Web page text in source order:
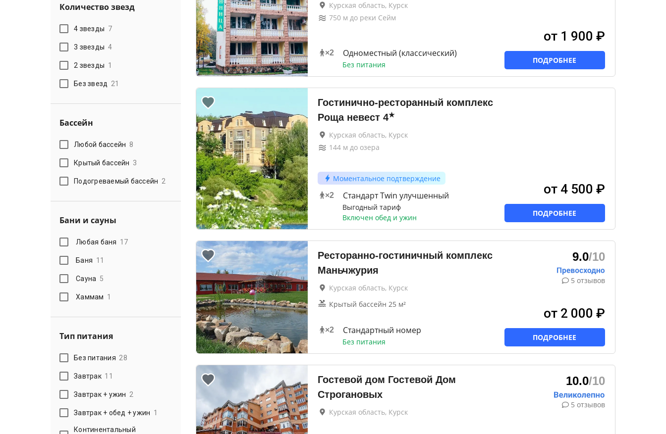
Количество звезд
4 звезды 7
3 звезды 4
2 звезды 1
Без звезд 21
Бассейн
Любой бассейн 8
Крытый бассейн 3
Подогреваемый бассейн 2
Бани и сауны
Любая баня 17
Баня 11
Сауна 5
Хаммам 1
Тип питания
Без питания 28
Завтрак 11
Завтрак + ужин 2
Завтрак + обед + ужин 1
Континентальный
Курская область, Курск
750м до реки Сейм
×2 Одноместный (классический)
Без питания
от 1 900 ₽
ПОДРОБНЕЕ
Гостинично-ресторанный комплекс
Роща невест 4★
Курская область, Курск
144м до озера
Моментальное подтверждение
×2 Стандарт Twin улучшенный
Выгодный тариф
Включен обед и ужин
от 4 500 ₽
ПОДРОБНЕЕ
Ресторанно-гостиничный комплекс
Маньчжурия
Курская область, Курск
Крытый бассейн 25 м²
×2 Стандартный номер
Без питания
9.0/10
5 отзывов
от 2 000 ₽
ПОДРОБНЕЕ
Гостевой дом Гостевой Дом
Строгановых
Курская область, Курск
10.0/10
5 отзывов